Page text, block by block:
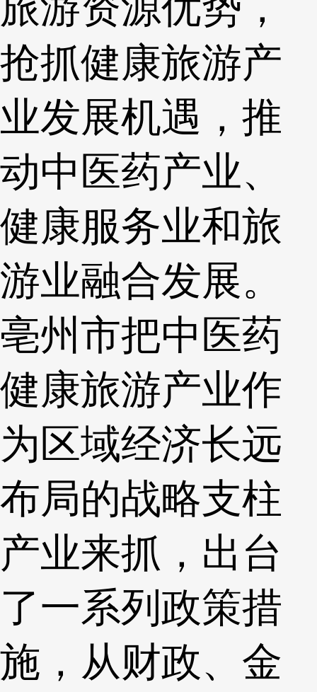
抢抓健康旅游产
业发展机遇，推
动中医药产业、
健康服务业和旅
游业融合发展。
亳州市把中医药
健康旅游产业作
为区域经济长远
布局的战略支柱
产业来抓，出台
了一系列政策措
施，从财政、金